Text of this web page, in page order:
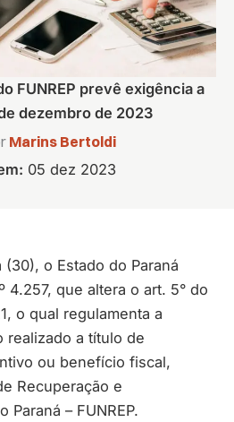
FUNREP prevê exigência a
dezembro de 2023
Marins Bertoldi
05 dez 2023
o Estado do Paraná
4.257, que altera o art. 5° do
o qual regulamenta a
realizado a título de
ou benefício fiscal,
Recuperação e
Paraná – FUNREP.